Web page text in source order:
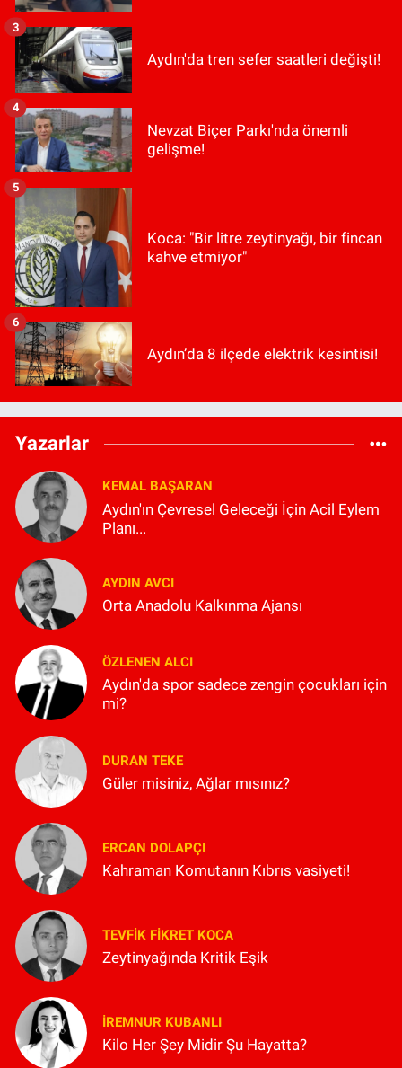
Aydın'da tren sefer saatleri değişti!
3
Nevzat Biçer Parkı'nda önemli
gelişme!
4
Koca: "Bir litre zeytinyağı, bir fincan
kahve etmiyor"
5
Aydın’da 8 ilçede elektrik kesintisi!
6
Yazarlar
KEMAL BAŞARAN
Aydın'ın Çevresel Geleceği İçin Acil Eylem
Planı...
AYDIN AVCI
Orta Anadolu Kalkınma Ajansı
ÖZLENEN ALCI
Aydın'da spor sadece zengin çocukları için
mi?
DURAN TEKE
Güler misiniz, Ağlar mısınız?
ERCAN DOLAPÇI
Kahraman Komutanın Kıbrıs vasiyeti!
TEVFIK FIKRET KOCA
Zeytinyağında Kritik Eşik
İREMNUR KUBANLI
Kilo Her Şey Midir Şu Hayatta?